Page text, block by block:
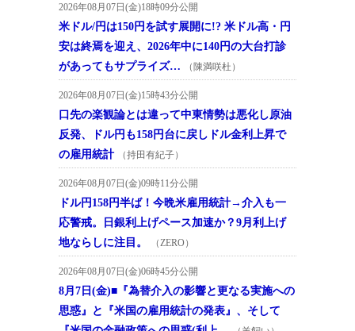
2026年08月07日(金)18時09分公開
米ドル/円は150円を試す展開に!? 米ドル高・円
安は終焉を迎え、2026年中に140円の大台打診
があってもサプライズ…
（陳満咲杜）
2026年08月07日(金)15時43分公開
口先の楽観論とは違って中東情勢は悪化し原油
反発、ドル円も158円台に戻しドル金利上昇で
の雇用統計
（持田有紀子）
2026年08月07日(金)09時11分公開
ドル円158円半ば！今晩米雇用統計→介入も一
応警戒。日銀利上げペース加速か？9月利上げ
地ならしに注目。
（ZERO）
2026年08月07日(金)06時45分公開
8月7日(金)■『為替介入の影響と更なる実施への
思惑』と『米国の雇用統計の発表』、そして